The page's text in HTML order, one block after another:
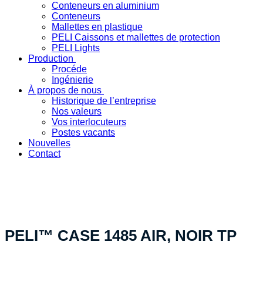
Conteneurs en aluminium
Conteneurs
Mallettes en plastique
PELI Caissons et mallettes de protection
PELI Lights
Production
Procéde
Ingénierie
À propos de nous
Historique de l’entreprise
Nos valeurs
Vos interlocuteurs
Postes vacants
Nouvelles
Contact
PELI™ CASE 1485 AIR, NOIR TP